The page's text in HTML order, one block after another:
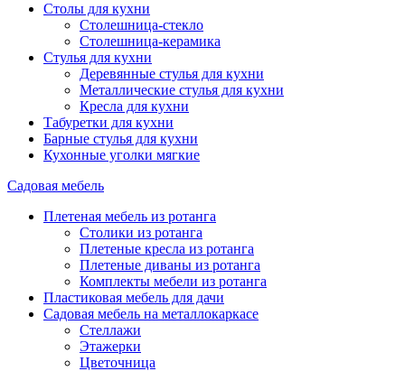
Столы для кухни
Столешница-стекло
Столешница-керамика
Стулья для кухни
Деревянные стулья для кухни
Металлические стулья для кухни
Кресла для кухни
Табуретки для кухни
Барные стулья для кухни
Кухонные уголки мягкие
Садовая мебель
Плетеная мебель из ротанга
Столики из ротанга
Плетеные кресла из ротанга
Плетеные диваны из ротанга
Комплекты мебели из ротанга
Пластиковая мебель для дачи
Садовая мебель на металлокаркасе
Стеллажи
Этажерки
Цветочница